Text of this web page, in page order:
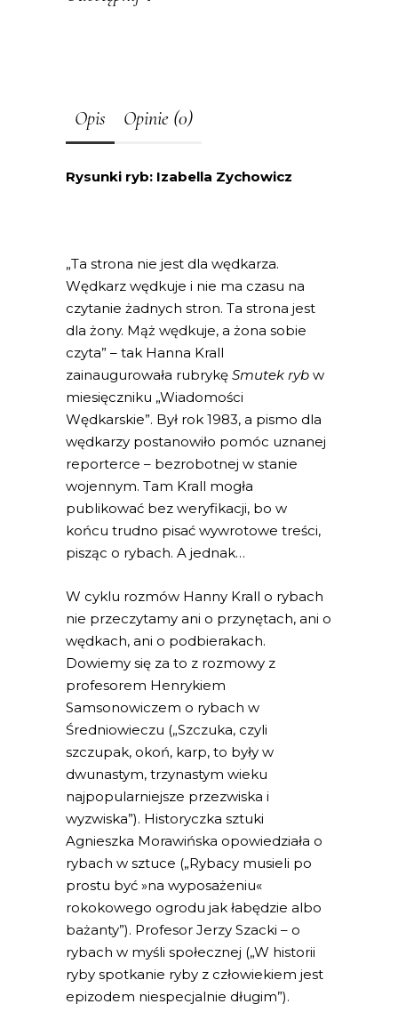
Opis Opinie (0)
Rysunki ryb: Izabella Zychowicz
„Ta strona nie jest dla wędkarza.
Wędkarz wędkuje i nie ma czasu na
czytanie żadnych stron. Ta strona jest
dla żony. Mąż wędkuje, a żona sobie
czyta” – tak Hanna Krall
zainaugurowała rubrykę Smutek ryb w
miesięczniku „Wiadomości
Wędkarskie”. Był rok 1983, a pismo dla
wędkarzy postanowiło pomóc uznanej
reporterce – bezrobotnej w stanie
wojennym. Tam Krall mogła
publikować bez weryfikacji, bo w
końcu trudno pisać wywrotowe treści,
pisząc o rybach. A jednak…
W cyklu rozmów Hanny Krall o rybach
nie przeczytamy ani o przynętach, ani o
wędkach, ani o podbierakach.
Dowiemy się za to z rozmowy z
profesorem Henrykiem
Samsonowiczem o rybach w
Średniowieczu („Szczuka, czyli
szczupak, okoń, karp, to były w
dwunastym, trzynastym wieku
najpopularniejsze przezwiska i
wyzwiska”). Historyczka sztuki
Agnieszka Morawińska opowiedziała o
rybach w sztuce („Rybacy musieli po
prostu być »na wyposażeniu«
rokokowego ogrodu jak łabędzie albo
bażanty”). Profesor Jerzy Szacki – o
rybach w myśli społecznej („W historii
ryby spotkanie ryby z człowiekiem jest
epizodem niespecjalnie długim”).